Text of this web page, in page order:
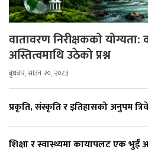
वातावरण निरीक्षकको योग्यता:
अस्तित्वमाथि उठेको प्रश्न
बुधबार, साउन २०, २०८३
प्रकृति, संस्कृति र इतिहासको अनुपम
शिक्षा र स्वास्थ्यमा कायापलट एक भुईँ